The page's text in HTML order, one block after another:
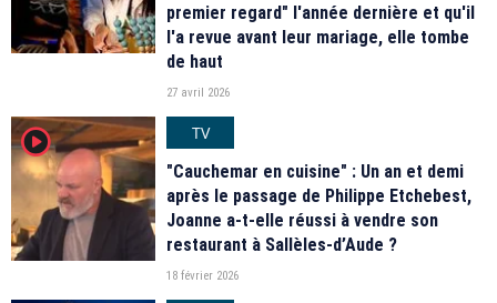
premier regard" l'année dernière et qu'il
l'a revue avant leur mariage, elle tombe
de haut
27 avril 2026
player2
TV
"Cauchemar en cuisine" : Un an et demi
après le passage de Philippe Etchebest,
Joanne a-t-elle réussi à vendre son
restaurant à Sallèles-d’Aude ?
18 février 2026